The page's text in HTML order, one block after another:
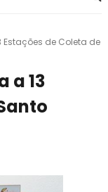
Estações de Coleta de
a 13